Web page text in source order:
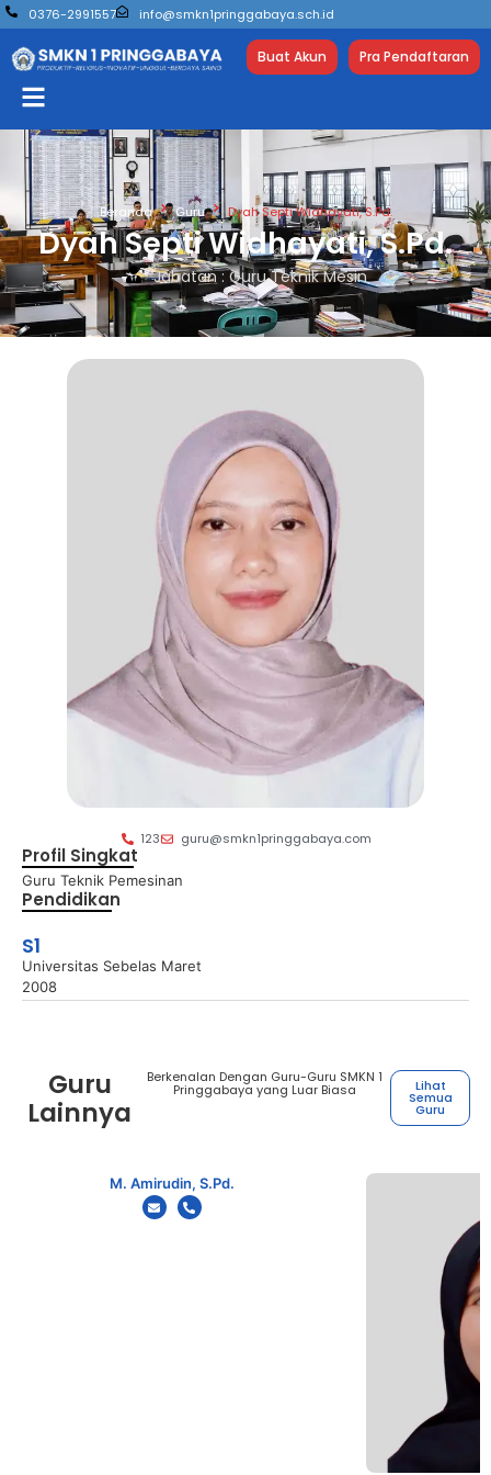
0376-2991557 info@smkn1pringgabaya.sch.id
Buat Akun Pra Pendaftaran
Beranda Guru Dyah Septi Widhayati, S.Pd.
Dyah Septi Widhayati, S.Pd.
Jabatan : Guru Teknik Mesin
123 guru@smkn1pringgabaya.com
Profil Singkat
Guru Teknik Pemesinan
Pendidikan
S1
Universitas Sebelas Maret
2008
Guru
Lainnya
Berkenalan Dengan Guru-Guru SMKN 1
Pringgabaya yang Luar Biasa Lihat
Semua
Guru
M. Amirudin, S.Pd.